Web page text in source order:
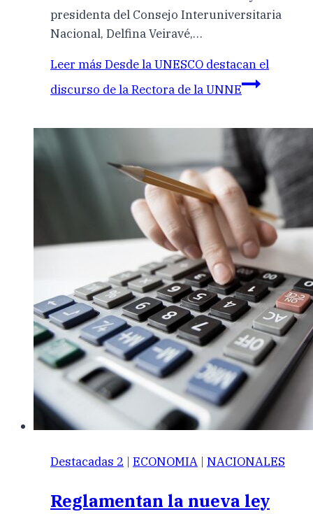
presidenta del Consejo Interuniversitaria
Nacional, Delfina Veiravé,…
Leer más Desde la UNESCO destacan el
discurso de la Rectora de la UNNE
Destacadas 2 | ECONOMIA | NACIONALES
Reglamentan la nueva ley